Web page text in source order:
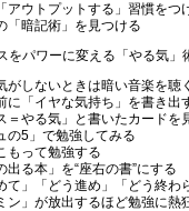
アウトプットする」習慣をつ
「暗記術」を見つける
をパワーに変える「やる気」
がしないときは暗い音楽を聴く
に「イヤな気持ち」を書き出
＝やる気」と書いたカードを
の5」で勉強してみる
もって勉強する
出る本」を“座右の書”にする
て」「どう進め」「どう終わ
ン」が放出するほど勉強に熱